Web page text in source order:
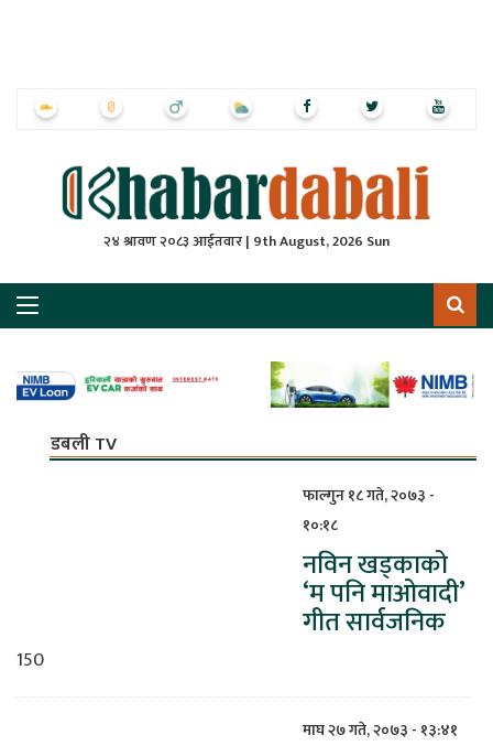
२४ श्रावण २०८३ आईतवार | 9th August, 2026 Sun
डबली TV
फाल्गुन १८ गते, २०७३ -
१०:१८
नविन खड्काको
‘म पनि माओवादी’
गीत सार्वजनिक
150
माघ २७ गते, २०७३ - १३:४१